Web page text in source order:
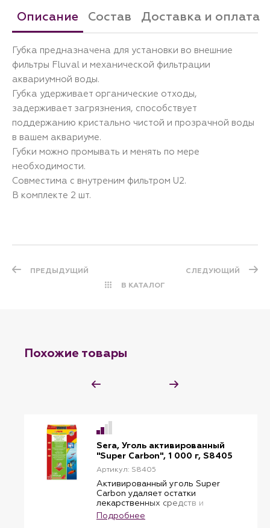
Описание Состав Доставка и оплата
Губка предназначена для установки во внешние
фильтры Fluval и механической фильтрации
аквариумной воды.
Губка удерживает органические отходы,
задерживает загрязнения, способствует
поддержанию кристально чистой и прозрачной воды
в вашем аквариуме.
Губки можно промывать и менять по мере
необходимости.
Совместима с внутреним фильтром U2.
В комплекте 2 шт.
ПРЕДЫДУЩИЙ
В КАТАЛОГ
СЛЕДУЮЩИЙ
Похожие товары
Sera, Уголь активированный
"Super Carbon", 1 000 г, S8405
Артикул: S8405
Активированный уголь Super
Carbon удаляет остатки
лекарственных средств и
токсичных веществ после
окончания проведения лечения.
Подробнее